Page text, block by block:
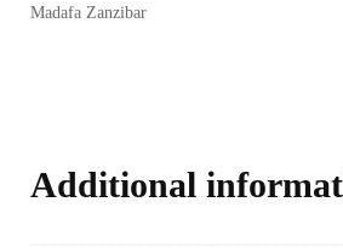
Madafa Zanzibar
Additional